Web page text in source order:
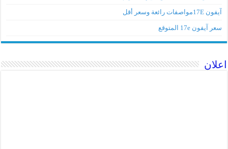
آيفون 17Eمواصفات رائعة وسعر أقل
سعر آيفون 17e المتوقع
اعلان